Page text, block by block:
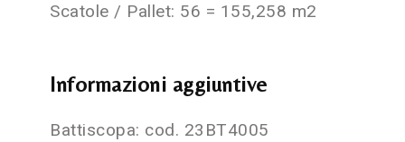
Scatole / Pallet: 56 = 155,258 m2
Informazioni aggiuntive
Battiscopa: cod. 23BT4005